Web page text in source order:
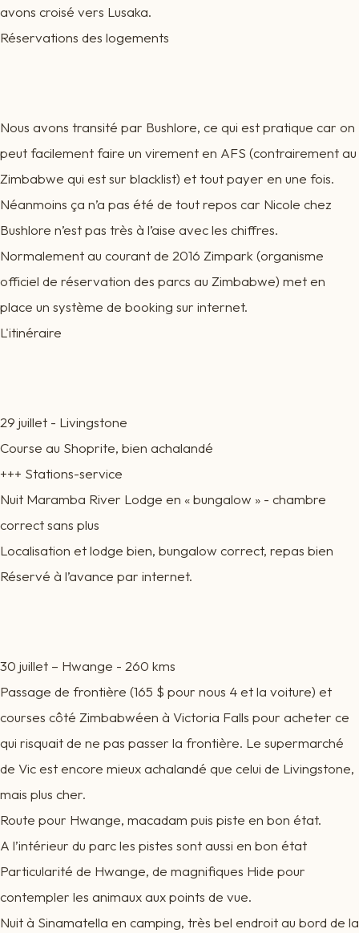
avons croisé vers Lusaka.
Réservations des logements
Nous avons transité par Bushlore, ce qui est pratique car on
peut facilement faire un virement en AFS (contrairement au
Zimbabwe qui est sur blacklist) et tout payer en une fois.
Néanmoins ça n’a pas été de tout repos car Nicole chez
Bushlore n’est pas très à l’aise avec les chiffres.
Normalement au courant de 2016 Zimpark (organisme
officiel de réservation des parcs au Zimbabwe) met en
place un système de booking sur internet.
L'itinéraire
29 juillet - Livingstone
Course au Shoprite, bien achalandé
+++ Stations-service
Nuit Maramba River Lodge en « bungalow » - chambre
correct sans plus
Localisation et lodge bien, bungalow correct, repas bien
Réservé à l’avance par internet.
30 juillet – Hwange - 260 kms
Passage de frontière (165 $ pour nous 4 et la voiture) et
courses côté Zimbabwéen à Victoria Falls pour acheter ce
qui risquait de ne pas passer la frontière. Le supermarché
de Vic est encore mieux achalandé que celui de Livingstone,
mais plus cher.
Route pour Hwange, macadam puis piste en bon état.
A l’intérieur du parc les pistes sont aussi en bon état
Particularité de Hwange, de magnifiques Hide pour
contempler les animaux aux points de vue.
Nuit à Sinamatella en camping, très bel endroit au bord de la